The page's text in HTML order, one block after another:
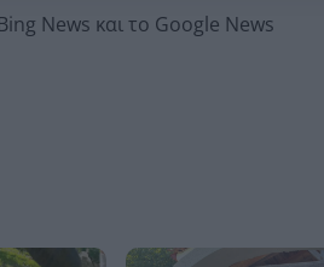
News και το Google News